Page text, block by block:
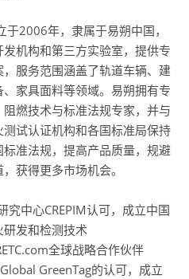
于2006年，隶属于易朔中国，
机构和第三方实验室，提供专
服务范围涵盖了轨道车辆、建
家具面料等领域。易朔拥有专
燃技术与标准法规专家，并与
试认证机构和各国标准局保持
准法规，提高产品质量，规避
获得更多市场机会。
中心CREPIM认可，成立中国
发和检测技术
全球战略合作伙伴
GreenTag的认可，成立